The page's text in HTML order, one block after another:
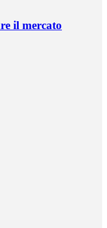
il mercato